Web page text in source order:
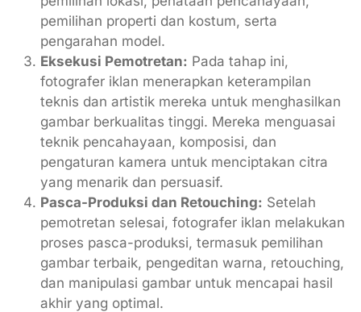
pemilihan properti dan kostum, serta
pengarahan model.
Eksekusi Pemotretan: Pada tahap ini,
fotografer iklan menerapkan keterampilan
teknis dan artistik mereka untuk menghasilkan
gambar berkualitas tinggi. Mereka menguasai
teknik pencahayaan, komposisi, dan
pengaturan kamera untuk menciptakan citra
yang menarik dan persuasif.
Pasca-Produksi dan Retouching: Setelah
pemotretan selesai, fotografer iklan melakukan
proses pasca-produksi, termasuk pemilihan
gambar terbaik, pengeditan warna, retouching,
dan manipulasi gambar untuk mencapai hasil
akhir yang optimal.